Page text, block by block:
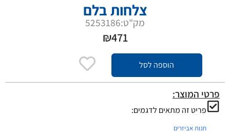
צלחות בלם
מק"ט:5253186
₪471
הוספה לסל
פרטי המוצר:
פריט זה מתאים לדגמים:
חנות אביזרים